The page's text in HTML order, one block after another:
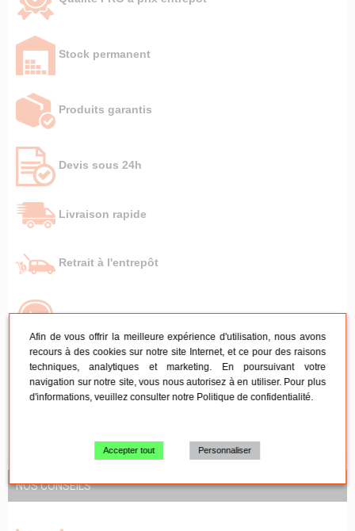
Stock permanent
Produits garantis
Devis sous 24h
Livraison rapide
Retrait à l'entrepôt
SAV sous 24h
Paiement 100% sécurisé
NOS CONSEILS
Afin de vous offrir la meilleure expérience d'utilisation, nous avons
recours à des cookies sur notre site Internet, et ce pour des raisons
techniques, analytiques et marketing. En poursuivant votre
navigation sur notre site, vous nous autorisez à en utiliser. Pour plus
d'informations, veuillez consulter notre Politique de confidentialité.
Accepter tout Personnaliser